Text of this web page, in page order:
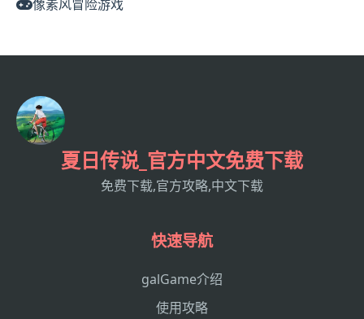
像素风冒险游戏
夏日传说_官方中文免费下载
免费下载,官方攻略,中文下载
快速导航
galGame介绍
使用攻略